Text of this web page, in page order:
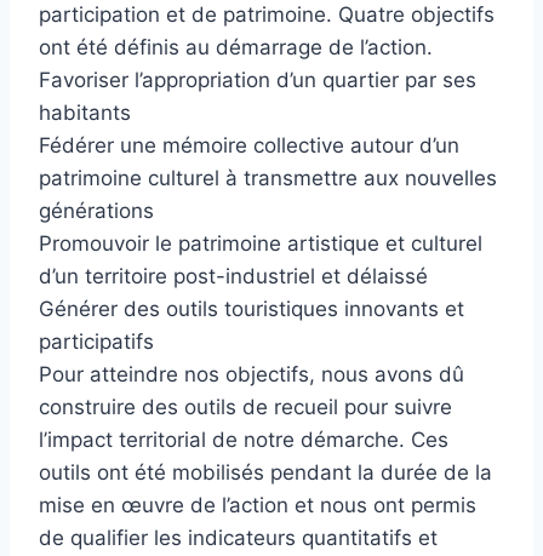
participation et de patrimoine. Quatre objectifs
ont été définis au démarrage de l’action.
Favoriser l’appropriation d’un quartier par ses
habitants
Fédérer une mémoire collective autour d’un
patrimoine culturel à transmettre aux nouvelles
générations
Promouvoir le patrimoine artistique et culturel
d’un territoire post-industriel et délaissé
Générer des outils touristiques innovants et
participatifs
Pour atteindre nos objectifs, nous avons dû
construire des outils de recueil pour suivre
l’impact territorial de notre démarche. Ces
outils ont été mobilisés pendant la durée de la
mise en œuvre de l’action et nous ont permis
de qualifier les indicateurs quantitatifs et